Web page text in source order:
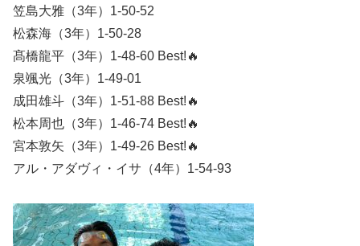
笠島大雅（3年）1-50-52
松森海（3年）1-50-28
髙橋龍平（3年）1-48-60 Best!🔥
泉颯光（3年）1-49-01
成田雄斗（3年）1-51-88 Best!🔥
松本周也（3年）1-46-74 Best!🔥
宮本敦矢（3年）1-49-26 Best!🔥
アル・アダヴィ・イサ（4年）1-54-93